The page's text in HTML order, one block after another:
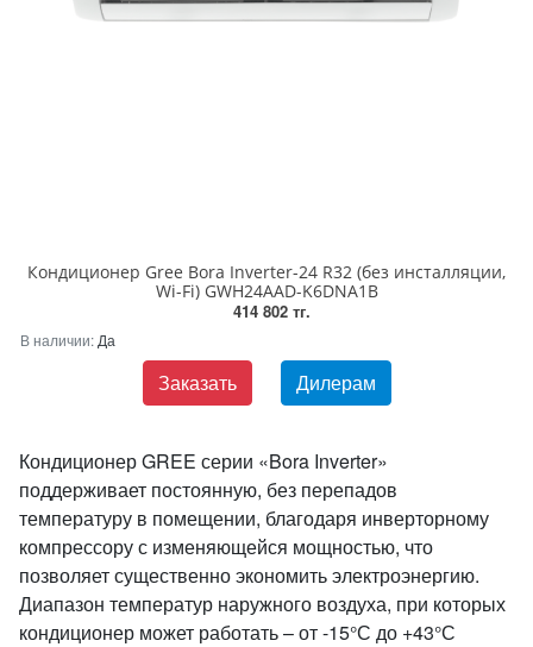
Кондиционер Gree Bora Inverter-24 R32 (без инсталляции,
Wi-Fi) GWH24AAD-K6DNA1B
414 802 тг.
В наличии: Да
Заказать Дилерам
Кондиционер GREE серии «Bora Inverter»
поддерживает постоянную, без перепадов
температуру в помещении, благодаря инверторному
компрессору с изменяющейся мощностью, что
позволяет существенно экономить электроэнергию.
Диапазон температур наружного воздуха, при которых
кондиционер может работать – от -15°С до +43°С